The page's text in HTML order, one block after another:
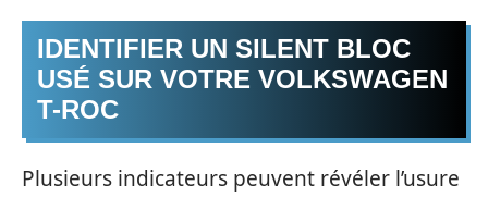
IDENTIFIER UN SILENT BLOC
USÉ SUR VOTRE VOLKSWAGEN
T-ROC
Plusieurs indicateurs peuvent révéler l’usure